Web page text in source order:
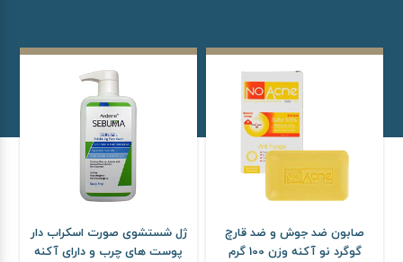
صابون ضد جوش و ضد قارچ
گوگرد نو آکنه وزن 100 گرم
ژل شستشوی صورت اسکراب دار
پوست های چرب و دارای آکنه